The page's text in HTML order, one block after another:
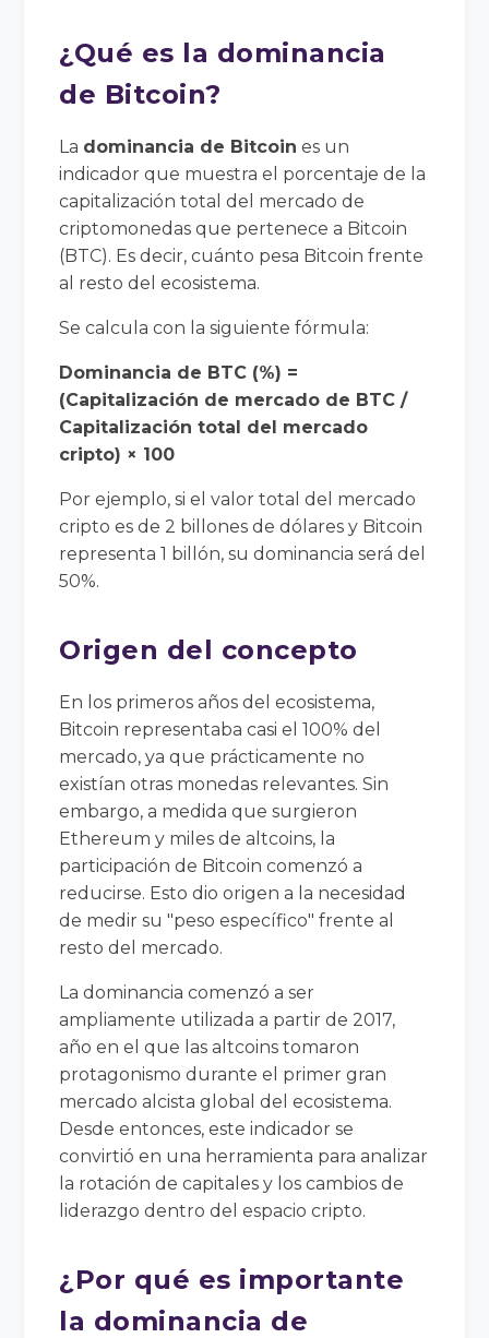
¿Qué es la dominancia
de Bitcoin?
La dominancia de Bitcoin es un
indicador que muestra el porcentaje de la
capitalización total del mercado de
criptomonedas que pertenece a Bitcoin
(BTC). Es decir, cuánto pesa Bitcoin frente
al resto del ecosistema.
Se calcula con la siguiente fórmula:
Dominancia de BTC (%) =
(Capitalización de mercado de BTC /
Capitalización total del mercado
cripto) × 100
Por ejemplo, si el valor total del mercado
cripto es de 2 billones de dólares y Bitcoin
representa 1 billón, su dominancia será del
50%.
Origen del concepto
En los primeros años del ecosistema,
Bitcoin representaba casi el 100% del
mercado, ya que prácticamente no
existían otras monedas relevantes. Sin
embargo, a medida que surgieron
Ethereum y miles de altcoins, la
participación de Bitcoin comenzó a
reducirse. Esto dio origen a la necesidad
de medir su "peso específico" frente al
resto del mercado.
La dominancia comenzó a ser
ampliamente utilizada a partir de 2017,
año en el que las altcoins tomaron
protagonismo durante el primer gran
mercado alcista global del ecosistema.
Desde entonces, este indicador se
convirtió en una herramienta para analizar
la rotación de capitales y los cambios de
liderazgo dentro del espacio cripto.
¿Por qué es importante
la dominancia de